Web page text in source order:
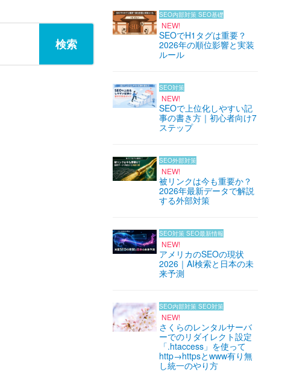
SEO内部対策 SEO基礎
NEW!
SEOでH1タグは重要？
2026年の順位影響と実装
ルール
SEO対策
NEW!
SEOで上位化しやすい記
事の書き方｜初心者向け7
ステップ
SEO外部対策
NEW!
被リンクは今も重要か？
2026年最新データで解説
する外部対策
SEO対策 SEO最新情報
NEW!
アメリカのSEOの現状
2026｜AI検索と日本の未
来予測
SEO内部対策 SEO対策
NEW!
さくらのレンタルサーバ
ーでのリダイレクト設定
「.htaccess」を使って
http→httpsとwww有り無
し統一のやり方